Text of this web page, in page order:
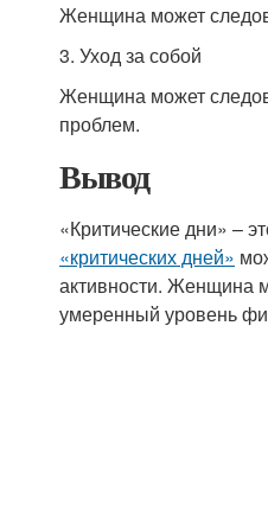
Женщина может
3. Уход за собой
Женщина может
проблем.
Вывод
«Критические дни» –
«критических дней»
активности. Женщина
умеренный уровень